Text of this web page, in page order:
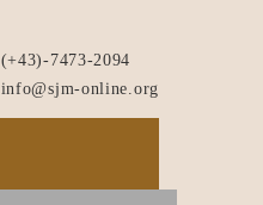
(+43)-7473-2094
info@sjm-online.org